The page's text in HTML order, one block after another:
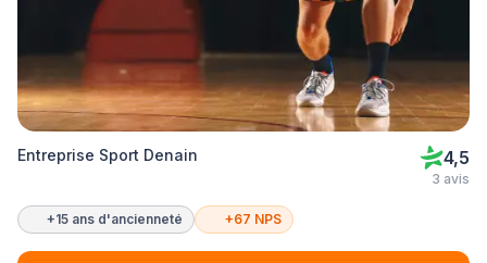
Entreprise Sport Denain 4,5
3 avis
+15 ans d'ancienneté +67 NPS